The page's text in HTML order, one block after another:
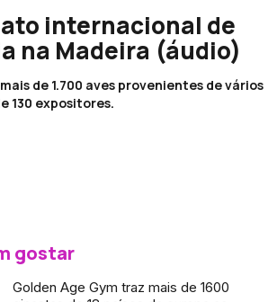
internacional de
na Madeira (áudio)
de 1.700 aves provenientes de vários
130 expositores.
gostar
Golden Age Gym traz mais de 1600